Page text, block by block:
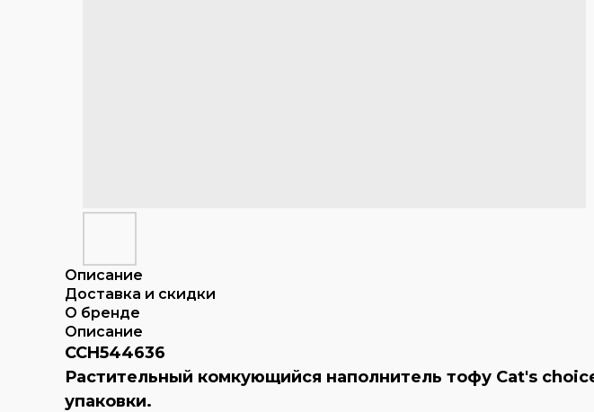
Описание
Доставка и скидки
О бренде
Описание
CCH544636
Растительный комкующийся наполнитель тофу Cat's
упаковки.